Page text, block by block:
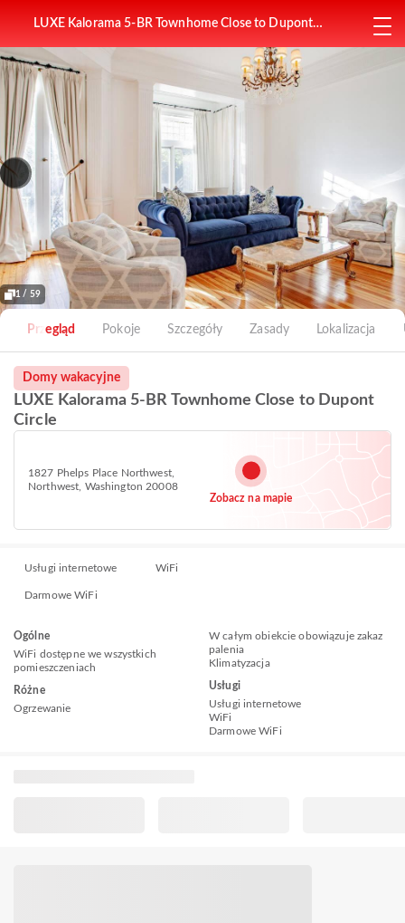
LUXE Kalorama 5-BR Townhome Close to Dupont
1 / 59
Przegląd Pokoje Szczegóły Zasady Lokalizacja
Domy wakacyjne
LUXE Kalorama 5-BR Townhome Close to Dupont
Circle
1827 Phelps Place Northwest,
Northwest, Washington 20008
Zobacz na mapie
Usługi internetowe WiFi
Darmowe WiFi
Ogólne
WiFi dostępne we wszystkich
pomieszczeniach
Różne
Ogrzewanie
W całym obiekcie obowiązuje zakaz
palenia
Klimatyzacja
Usługi
Usługi internetowe
WiFi
Darmowe WiFi